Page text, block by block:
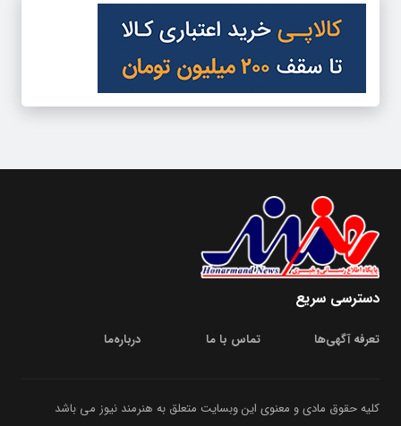
دسترسی سریع
تعرفه آگهی‌ها تماس با ما درباره‌‌ما
کلیه حقوق مادی و معنوی این وبسایت متعلق به هنرمند نیوز می باشد